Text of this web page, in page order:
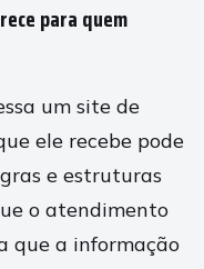
para quem
um site de
ele recebe pode
e estruturas
o atendimento
que a informação